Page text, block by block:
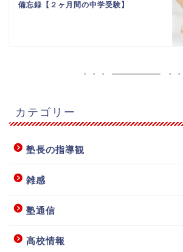
備忘録【２ヶ月間の中学受験】
カテゴリー
塾長の指導観
雑感
塾通信
高校情報